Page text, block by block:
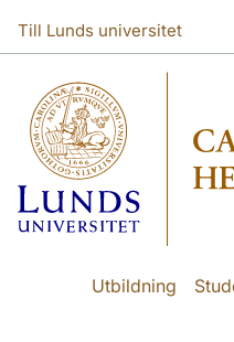
Till Lunds universitet
Utbildning